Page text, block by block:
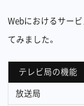
Webにおけるサービ
てみました。
テレビ局の機能
放送局